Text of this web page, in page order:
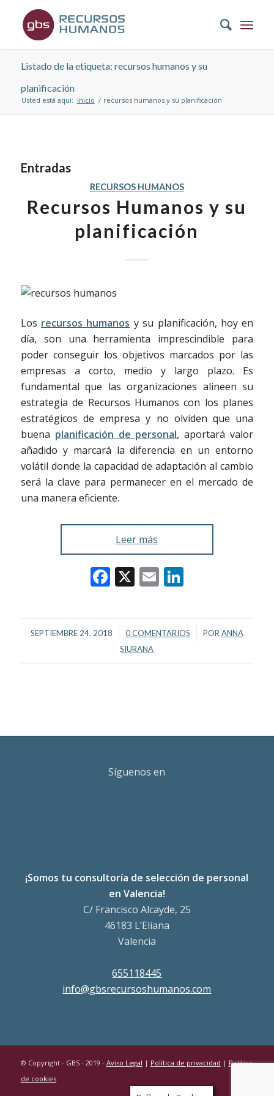
Listado de la etiqueta: recursos humanos y su
planificación
Usted está aquí: Inicio / recursos humanos y su planificación
Entradas
RECURSOS HUMANOS
Recursos Humanos y su
planificación
Los recursos humanos y su planificación, hoy en
día, son una herramienta imprescindible para
poder conseguir los objetivos marcados por las
empresas a corto, medio y largo plazo. Es
fundamental que las organizaciones alineen su
estrategia de Recursos Humanos con los planes
estratégicos de empresa y no olviden que una
buena planificación de personal, aportará valor
añadido y marcará la diferencia en un entorno
volátil donde la capacidad de adaptación al cambio
será la clave para permanecer en el mercado de
una manera eficiente.
Leer más
Facebook
X EmailLinkedIn
SEPTIEMBRE 24, 2018
/ 0 COMENTARIOS
/ POR ANNA
SIURANA
Síguenos en
¡Somos tu consultoría de selección de personal
en Valencia!
C/ Francisco Alcayde, 25
46183 L’Eliana
Valencia
655118445
info@gbsrecursoshumanos.com
© Copyright - GBS - 2019 - Aviso Legal | Política de privacidad | Política
de cookies